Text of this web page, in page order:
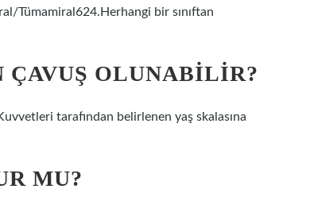
Tümamiral624.Herhangi bir sınıftan
OLUNABILIR?
tarafından belirlenen yaş skalasına
MU?